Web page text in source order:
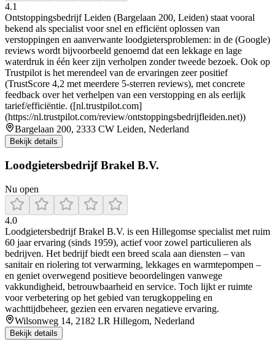
4.1
Ontstoppingsbedrijf Leiden (Bargelaan 200, Leiden) staat vooral
bekend als specialist voor snel en efficiënt oplossen van
verstoppingen en aanverwante loodgietersproblemen: in de (Google)
reviews wordt bijvoorbeeld genoemd dat een lekkage en lage
waterdruk in één keer zijn verholpen zonder tweede bezoek. Ook op
Trustpilot is het merendeel van de ervaringen zeer positief
(TrustScore 4,2 met meerdere 5-sterren reviews), met concrete
feedback over het verhelpen van een verstopping en als eerlijk
tarief/efficiëntie. ([nl.trustpilot.com]
(https://nl.trustpilot.com/review/ontstoppingsbedrijfleiden.net))
Bargelaan 200, 2333 CW Leiden, Nederland
Bekijk details
Loodgietersbedrijf Brakel B.V.
Nu open
4.0
Loodgietersbedrijf Brakel B.V. is een Hillegomse specialist met ruim
60 jaar ervaring (sinds 1959), actief voor zowel particulieren als
bedrijven. Het bedrijf biedt een breed scala aan diensten – van
sanitair en riolering tot verwarming, lekkages en warmtepompen –
en geniet overwegend positieve beoordelingen vanwege
vakkundigheid, betrouwbaarheid en service. Toch lijkt er ruimte
voor verbetering op het gebied van terugkoppeling en
wachttijdbeheer, gezien een ervaren negatieve ervaring.
Wilsonweg 14, 2182 LR Hillegom, Nederland
Bekijk details